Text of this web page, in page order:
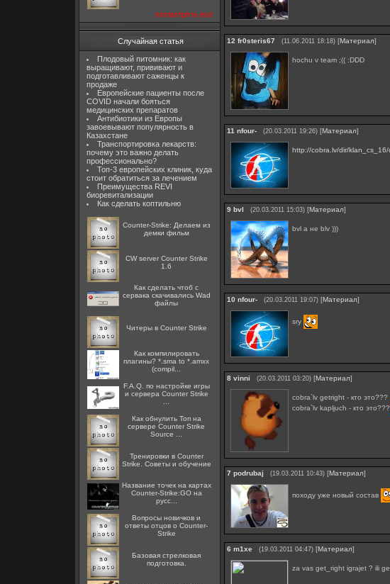
посмотреть все
Случайная статья
Плодовый питомник: как
выращивают, прививают и
подготавливают саженцы к
продаже
Европейские пациенты после
COVID начали бояться
медицинских препаратов
Антибиотики из Европы
завоевывают популярность в
Казахстане
Транспортировка лекарств:
почему это важно делать
профессионально?
Топ-3 европейских клиник, куда
стоит обратиться за лечением
Преимущества REVI
биоревитализации
Как сделать коптильню
Counter-Strike: Делаем из
демки фильм
CW server Counter Strike
1.6
Как сделать чтоб с
сервака скачивались Wad
файлы
Читеры в Counter Strike
Как компилировать
плагины? *.sma to *.amxx
(compil...
F.A.Q. по настройке игры
и сервера Counter Strike
Как обнулить Топ на
сервере Counter Strike
Source ...
Тренировки в Counter
Strike. Советы и обучение
Название точек на картах
Counter-Strike:GO на
русс...
Вопросы новичков и
ответы отцов о Counter-
Strike
Базовая стрелковая
подготовка.
12 fr0steris67 (11.06.2011 18:18) [Материал]
hochu v team ;(( :DDD
11 nfour- (20.03.2011 19:26) [Материал]
http://cobra.lv/dir/klan_cs_16/
9 bvl (20.03.2011 15:03) [Материал]
bvl а не blv )))
10 nfour- (20.03.2011 19:07) [Материал]
sry
8 vinni (20.03.2011 03:20) [Материал]
cobra`lv getright - кто это???
cobra`lv kapljuch - кто это???
7 podrubaj (19.03.2011 10:43) [Материал]
походу уже новый состав
6 m1xe (19.03.2011 04:47) [Материал]
za vas get_right igrajet ? ili